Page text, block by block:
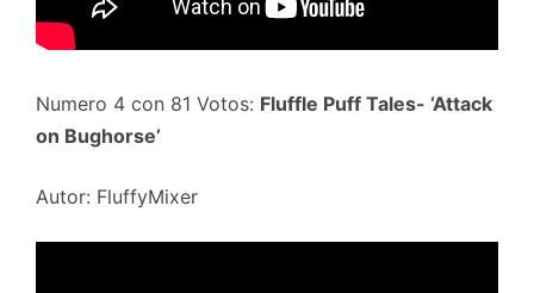
Numero 4 con 81 Votos: Fluffle Puff Tales- ‘Attack
on Bughorse’
Autor: FluffyMixer